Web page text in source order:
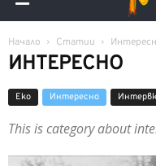
Начало Статии
ИНТЕРEСНО
Еко Интерeсно
This is category about